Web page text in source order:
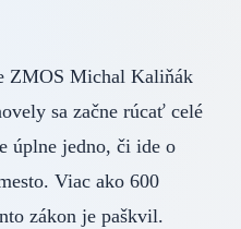
ZMOS Michal Kaliňák
sa začne rúcať celé
úplne jedno, či ide o
Viac ako 600
zákon je paškvil.